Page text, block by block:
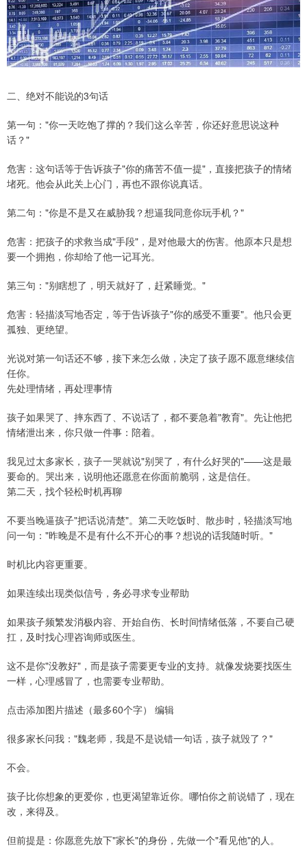
二、绝对不能说的3句话
第一句："你一天吃饱了撑的？我们这么辛苦，你还好意思说这种
话？"
危害：这句话等于告诉孩子"你的痛苦不值一提"，直接把孩子的情绪
堵死。他会从此关上心门，再也不跟你说真话。
第二句："你是不是又在威胁我？想逼我同意你玩手机？"
危害：把孩子的求救当成"手段"，是对他最大的伤害。他原本只是想
要一个拥抱，你却给了他一记耳光。
第三句："别瞎想了，明天就好了，赶紧睡觉。"
危害：轻描淡写地否定，等于告诉孩子"你的感受不重要"。他只会更
孤独、更绝望。
光说对第一句话还不够，接下来怎么做，决定了孩子愿不愿意继续信
任你。
先处理情绪，再处理事情
孩子如果哭了、摔东西了、不说话了，都不要急着"教育"。先让他把
情绪泄出来，你只做一件事：陪着。
我见过太多家长，孩子一哭就说"别哭了，有什么好哭的"——这是最
要命的。哭出来，说明他还愿意在你面前脆弱，这是信任。
第二天，找个轻松时机再聊
不要当晚逼孩子"把话说清楚"。第二天吃饭时、散步时，轻描淡写地
问一句："昨晚是不是有什么不开心的事？想说的话我随时听。"
时机比内容更重要。
如果连续出现类似信号，务必寻求专业帮助
如果孩子频繁发消极内容、开始自伤、长时间情绪低落，不要自己硬
扛，及时找心理咨询师或医生。
这不是你"没教好"，而是孩子需要更专业的支持。就像发烧要找医生
一样，心理感冒了，也需要专业帮助。
点击添加图片描述（最多60个字） 编辑
很多家长问我："魏老师，我是不是说错一句话，孩子就毁了？"
不会。
孩子比你想象的更爱你，也更渴望靠近你。哪怕你之前说错了，现在
改，来得及。
但前提是：你愿意先放下"家长"的身份，先做一个"看见他"的人。